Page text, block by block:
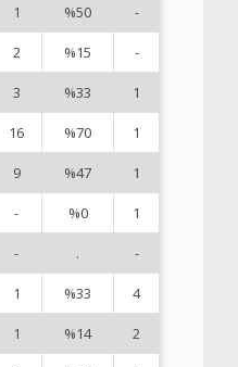
1 %50 -
2 %15 -
3 %33 1
16 %70 1
9 %47 1
- %0 1
- . -
1 %33 4
1 %14 2